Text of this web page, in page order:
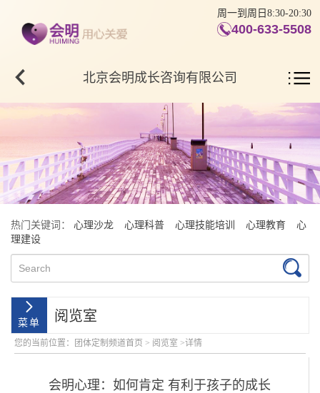
周一到周日8:30-20:30
400-633-5508
北京会明成长咨询有限公司
热门关键词： 心理沙龙 心理科普 心理技能培训 心理教育
心
理建设
阅览室
您的当前位置： 团体定制频道首页 > 阅览室 >详情
会明心理：如何肯定 有利于孩子的成长